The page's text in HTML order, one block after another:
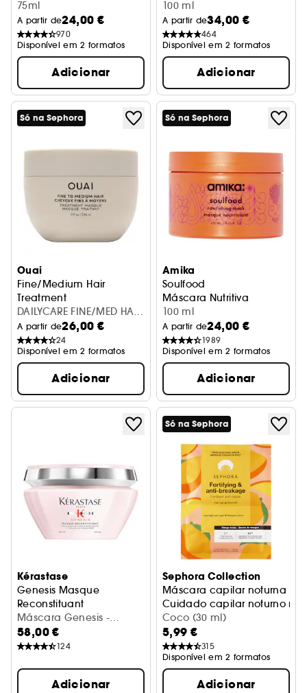
o cabelo
75ml
A partir de24,00 €
970
Disponível em 2 formatos
Adicionar
Cuidado reparador para
100 ml
A partir de34,00 €
464
Disponível em 2 formatos
Adicionar
Só na Sephora
Ouai
Fine/Medium Hair
Treatment
Máscara Capilar
DAILYCARE FINE/MED HAIR
TREATMENT MASQUE
A partir de26,00 €
24
Disponível em 2 formatos
Adicionar
Só na Sephora
Amika
Soulfood
Máscara Nutritiva
100 ml
A partir de24,00 €
1989
Disponível em 2 formatos
Adicionar
Kérastase
Genesis Masque
Reconstituant
Máscara Fortalecedora Anti-queda
Máscara Genesis -
Masque Reconstituant
58,00 €
124
Adicionar
Só na Sephora
Sephora Collection
Máscara capilar noturna
Cuidado capilar noturno
Coco (30 ml)
5,99 €
315
Disponível em 2 formatos
Adicionar